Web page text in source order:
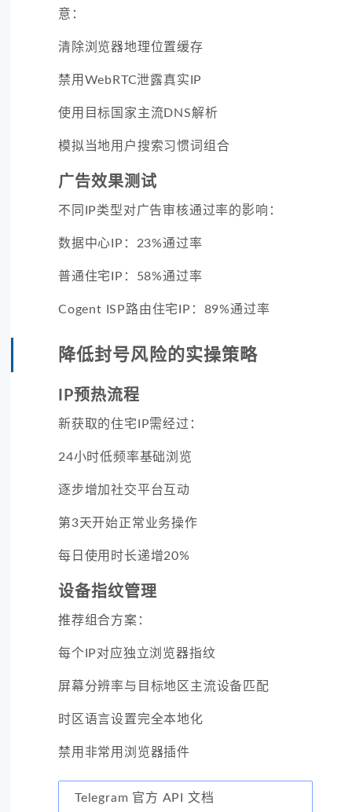
意：
清除浏览器地理位置缓存
禁用WebRTC泄露真实IP
使用目标国家主流DNS解析
模拟当地用户搜索习惯词组合
广告效果测试
不同IP类型对广告审核通过率的影响：
数据中心IP：23%通过率
普通住宅IP：58%通过率
Cogent ISP路由住宅IP：89%通过率
降低封号风险的实操策略
IP预热流程
新获取的住宅IP需经过：
24小时低频率基础浏览
逐步增加社交平台互动
第3天开始正常业务操作
每日使用时长递增20%
设备指纹管理
推荐组合方案：
每个IP对应独立浏览器指纹
屏幕分辨率与目标地区主流设备匹配
时区语言设置完全本地化
禁用非常用浏览器插件
Telegram 官方 API 文档